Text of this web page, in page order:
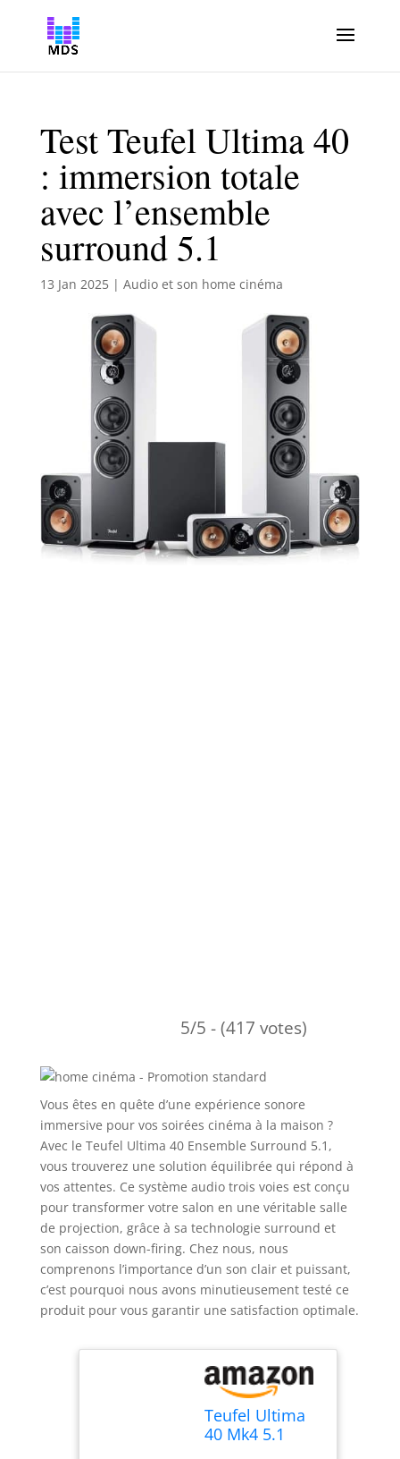
Test Teufel Ultima 40
: immersion totale
avec l’ensemble
surround 5.1
13 Jan 2025| Audio et son home cinéma
5/5 - (417 votes)
Vous êtes en quête d’une expérience sonore
immersive pour vos soirées cinéma à la maison ?
Avec le Teufel Ultima 40 Ensemble Surround 5.1,
vous trouverez une solution équilibrée qui répond à
vos attentes. Ce système audio trois voies est conçu
pour transformer votre salon en une véritable salle
de projection, grâce à sa technologie surround et
son caisson down-firing. Chez nous, nous
comprenons l’importance d’un son clair et puissant,
c’est pourquoi nous avons minutieusement testé ce
produit pour vous garantir une satisfaction optimale.
Teufel Ultima
40 Mk4 5.1